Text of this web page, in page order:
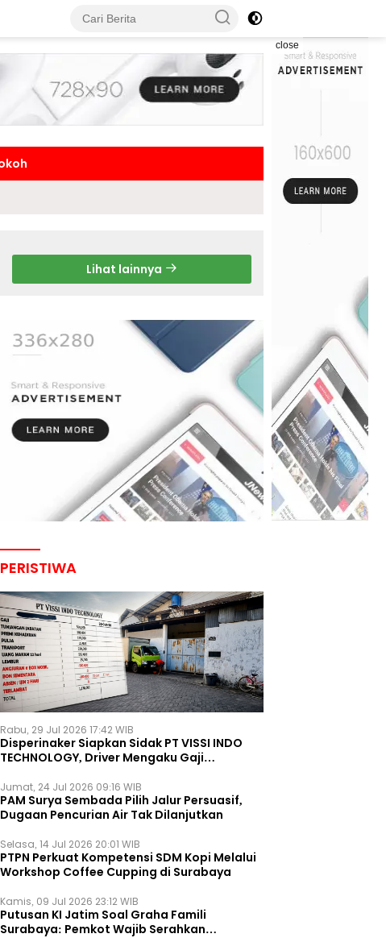
close
Lihat lainnya
PERISTIWA
Rabu, 29 Jul 2026 17:42 WIB
Disperinaker Siapkan Sidak PT VISSI INDO
TECHNOLOGY, Driver Mengaku Gaji
Jumat, 24 Jul 2026 09:16 WIB
PAM Surya Sembada Pilih Jalur Persuasif,
Dugaan Pencurian Air Tak Dilanjutkan
Selasa, 14 Jul 2026 20:01 WIB
PTPN Perkuat Kompetensi SDM Kopi Melalui
Workshop Coffee Cupping di Surabaya
Kamis, 09 Jul 2026 23:12 WIB
Putusan KI Jatim Soal Graha Famili
Surabaya: Pemkot Wajib Serahkan